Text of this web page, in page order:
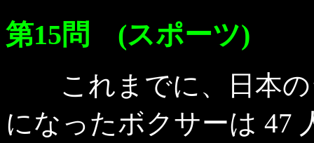
第15問 (スポーツ)
これまでに、日本の
になったボクサーは 47